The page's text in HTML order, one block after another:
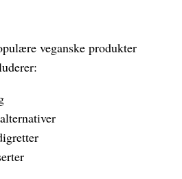
veganske produkter